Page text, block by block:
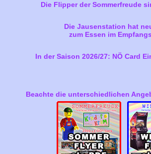
Die Flipper der Sommerfreude
Die Jausenstation hat
zum Essen im
In der Saison 2026/27: NÖ Card
Beachte die unterschiedlichen